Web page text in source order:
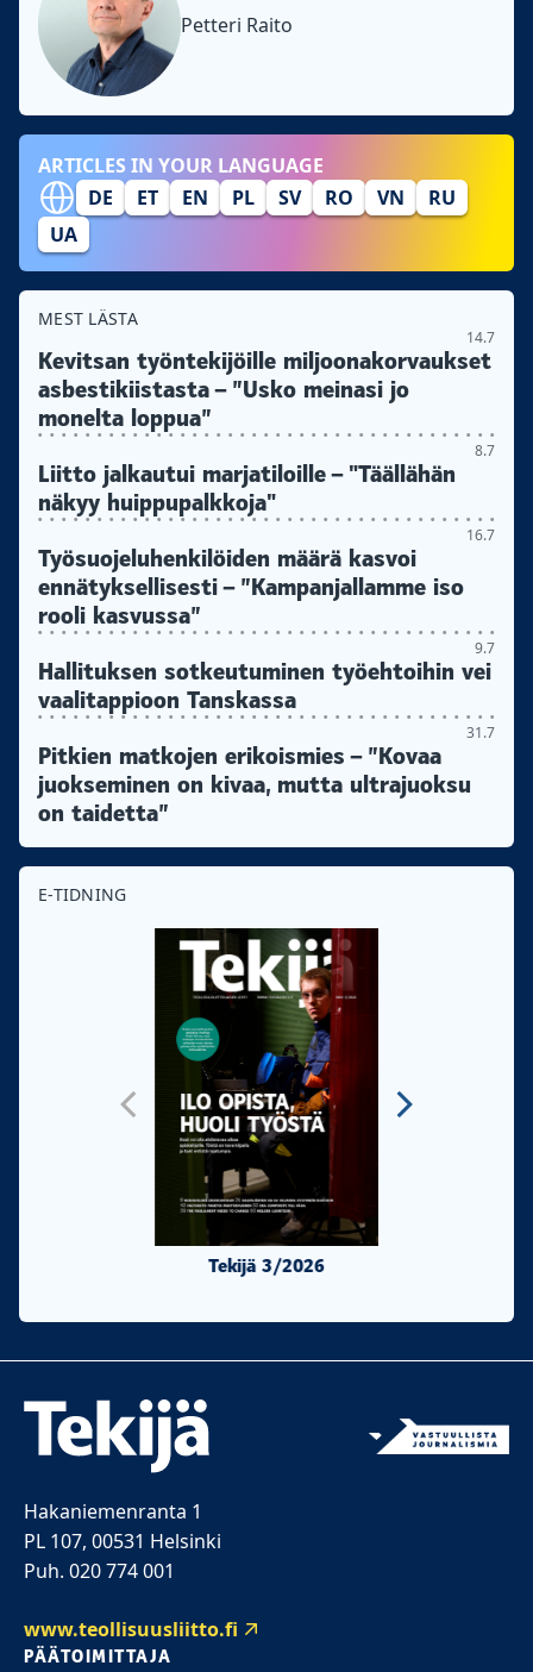
Petteri Raito
ARTICLES IN YOUR LANGUAGE
DE
ET EN PL SV RO VN
RU
UA
MEST LÄSTA
14.7
Kevitsan työntekijöille miljoonakorvaukset
asbestikiistasta – ”Usko meinasi jo
monelta loppua”
8.7
Liitto jalkautui marjatiloille – "Täällähän
näkyy huippupalkkoja"
16.7
Työsuojeluhenkilöiden määrä kasvoi
ennätyksellisesti – ”Kampanjallamme iso
rooli kasvussa”
9.7
Hallituksen sotkeutuminen työehtoihin vei
vaalitappioon Tanskassa
31.7
Pitkien matkojen erikoismies – ”Kovaa
juokseminen on kivaa, mutta ultrajuoksu
on taidetta”
E-TIDNING
Tekijä 3/2026
Hakaniemenranta 1
PL 107, 00531 Helsinki
Puh. 020 774 001
www.teollisuusliitto.fi
PÄÄTOIMITTAJA